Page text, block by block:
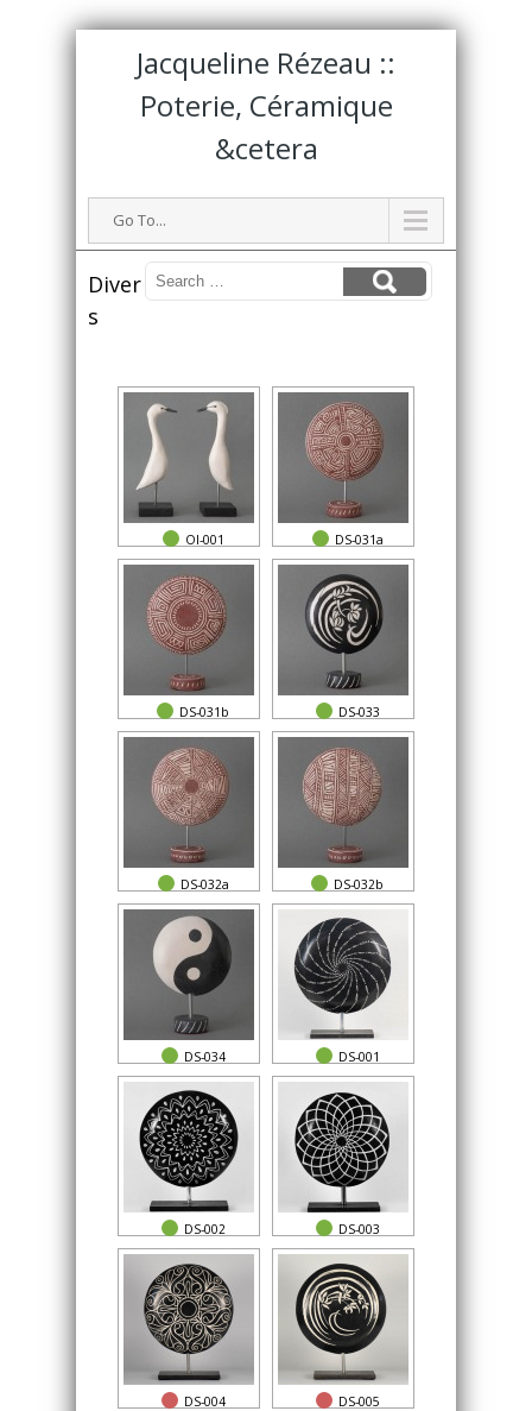
Jacqueline Rézeau ::
Poterie, Céramique
&cetera
Go To...
Diver
s
OI-001 DS-031a
DS-031b DS-033
DS-032a DS-032b
DS-034 DS-001
DS-002 DS-003
DS-004 DS-005